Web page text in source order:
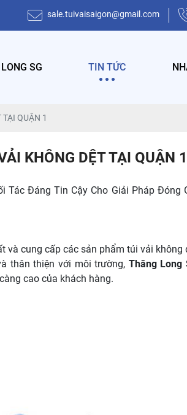
sale.tuivaisaigon@gmail.com
SG TIN TỨC
QUẬN 1
KHÔNG DỆT TẠI QUẬN 1
Tác Đáng Tin Cậy Cho Giải Pháp Đóng
và cung cấp các sản phẩm túi vải không
thân thiện với môi trường, Thăng Long
cao của khách hàng.